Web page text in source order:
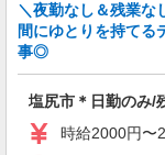
派遣社員
＼夜勤なし＆残業な
間にゆとりを持てる
事◎
塩尻市＊日勤のみ/
時給2000円〜